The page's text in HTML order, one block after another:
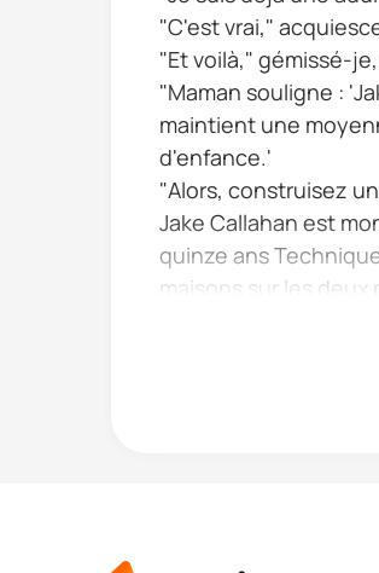
"C'est vrai,"
"Et voilà," gémissé-
"Maman souligne :
maintient une
d'enfance.'
"Alors, construisez
Jake Callahan est
quinze ans
maisons sur les